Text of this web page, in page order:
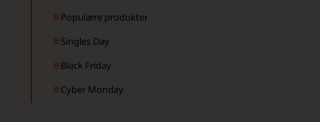
Populære produkter
Singles Day
Black Friday
Cyber Monday